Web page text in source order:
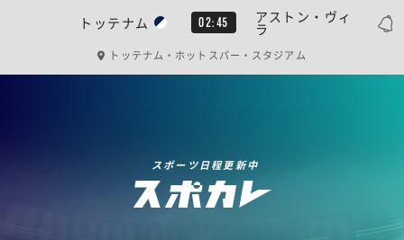
トッテナム 02:45 アストン・ヴィ
ラ
トッテナム・ホットスパー・スタジアム
スポーツ日程更新中